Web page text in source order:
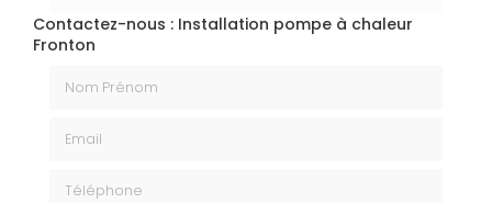
Contactez-nous : Installation pompe à chaleur
Fronton